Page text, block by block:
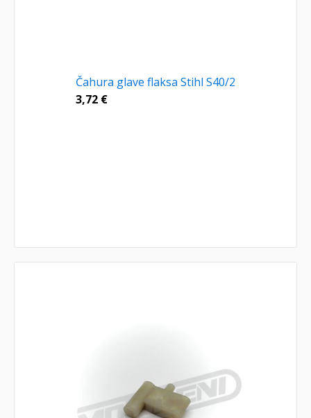
Čahura glave flaksa Stihl S40/2
3,72 €